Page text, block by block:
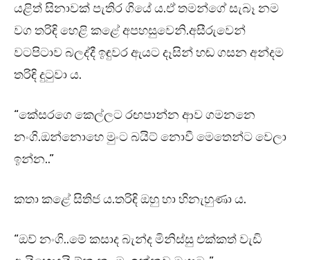
යළිත් සිනාවක් පැතිර ගියේ ය.ඒ තමන්ගේ සැබෑ නම
වග තරිඳි හෙළි කළේ අපහසුවෙනි.අසීරුවෙන්
වටපිටාව බලද්දී ඉඳුවර ඇයට දෑසින් හඬ ගසන අන්දම
තරිඳි දුටුවා ය.
“කේසරගෙ කෙල්ලට රඟපාන්න ආව ගමනනෙ
නංගි.ඔන්නොහෙ මුංට බයිට් නොවී මෙතෙන්ට වෙලා
ඉන්න..”
කතා කළේ සිතිජ ය.තරිඳි ඔහු හා හිනැහුණා ය.
“ඔව් නංගි..මේ කසාද බැන්ද මිනිස්සු එක්කත් වැඩි